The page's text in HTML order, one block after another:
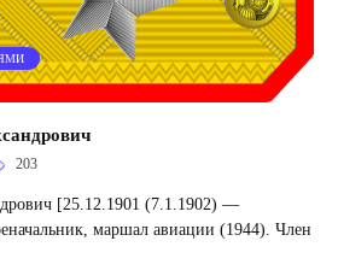
203
[25.12.1901 (7.1.1902) —
маршал авиации (1944). Член